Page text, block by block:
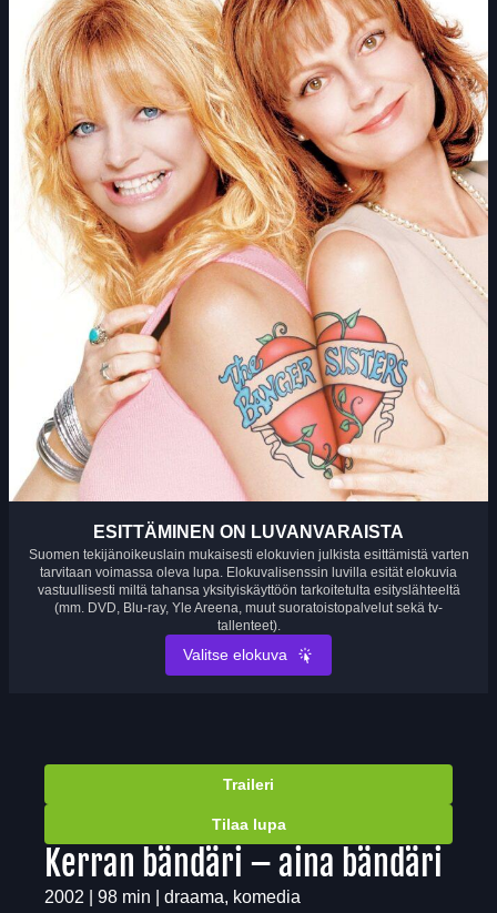
ESITTÄMINEN ON LUVANVARAISTA
Suomen tekijänoikeuslain mukaisesti elokuvien julkista esittämistä varten
tarvitaan voimassa oleva lupa. Elokuvalisenssin luvilla esität elokuvia
vastuullisesti miltä tahansa yksityiskäyttöön tarkoitetulta esityslähteeltä
(mm. DVD, Blu-ray, Yle Areena, muut suoratoistopalvelut sekä tv-
tallenteet).
Valitse elokuva
Traileri
Tilaa lupa
Kerran bändäri – aina bändäri
2002 | 98 min | draama, komedia